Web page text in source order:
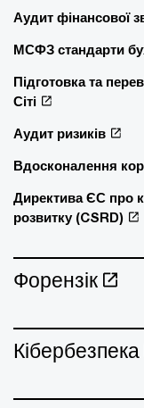
Аудит фінансової
МСФЗ стандарти
Підготовка та
Сіті
Аудит ризиків
Вдосконалення
Директива ЄС про
розвитку (CSRD)
Форензік
Кібербезпека